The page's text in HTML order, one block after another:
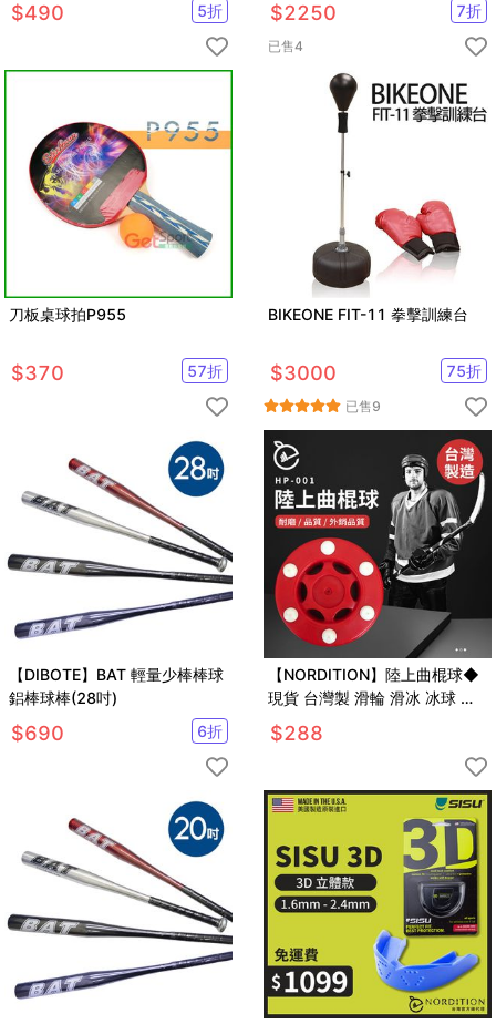
$490 5折 $2250 7折
已售4
刀板桌球拍P955
$370 57折
BIKEONE FIT-11 拳擊訓練台
$3000 75折
已售9
【DIBOTE】BAT 輕量少棒棒球
鋁棒球棒(28吋)
$690 6折
【NORDITION】陸上曲棍球◆
現貨 台灣製 滑輪 滑冰 冰球 直
排輪 曲棍球餅 體育 運動 外銷品
質
$288